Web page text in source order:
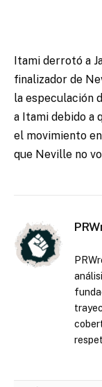
Itami derrotó a
finalizador de
la especulación
a Itami debido a
el movimiento
que Neville no